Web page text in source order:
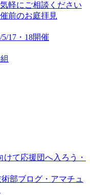
軽にご相談ください
前のお庭拝見
17・18開催
けて応援団へ入ろう・
部ブログ・アマチュ